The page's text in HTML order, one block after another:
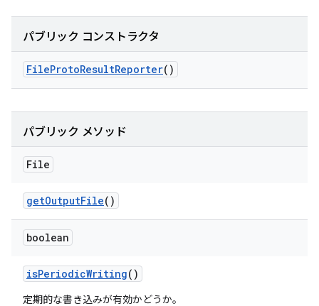
パブリック コンストラクタ
FileProtoResultReporter()
パブリック メソッド
File
getOutputFile()
boolean
isPeriodicWriting()
定期的な書き込みが有効かどうか。